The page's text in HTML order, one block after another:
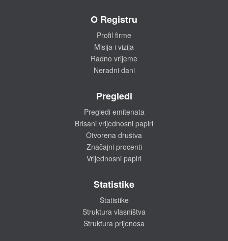
O Registru
Profil firme
Misija i vizija
Radno vrijeme
Neradni dani
Pregledi
Pregledi emitenata
Brisani vrijednosni papiri
Otvorena društva
Značajni procenti
Vrijednosni papiri
Statistike
Statistike
Struktura vlasništva
Struktura prijenosa